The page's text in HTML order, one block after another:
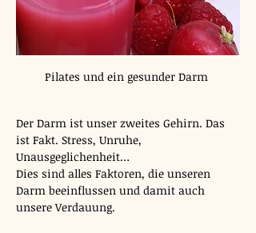
Pilates und ein gesunder Darm
Der Darm ist unser zweites Gehirn. Das
ist Fakt. Stress, Unruhe,
Unausgeglichenheit…
Dies sind alles Faktoren, die unseren
Darm beeinflussen und damit auch
unsere Verdauung.